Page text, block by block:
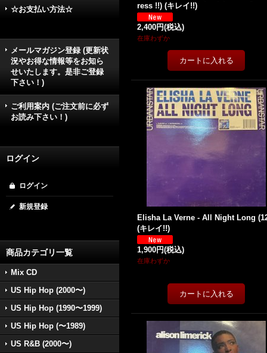
☆お支払い方法☆
メールマガジン登録 (更新状
況やお得な情報等をお知ら
せいたします。是非ご登録
下さい！)
ご利用案内 (ご注文前に必ず
お読み下さい！)
ログイン
ログイン
新規登録
商品カテゴリ一覧
Mix CD
US Hip Hop (2000〜)
US Hip Hop (1990〜1999)
US Hip Hop (〜1989)
US R&B (2000〜)
ress !!) (キレイ!!)
2,400円(税込)
在庫わずか
Elisha La Verne - All Night Long
(キレイ!!)
1,900円(税込)
在庫わずか